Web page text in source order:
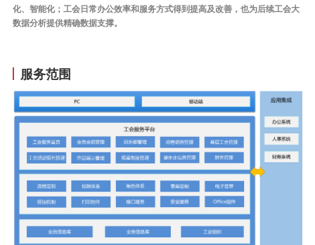
化、智能化；工会日常办公效率和服务方式得到提高及改善，也为后续工会大
数据分析提供精确数据支撑。
服务范围